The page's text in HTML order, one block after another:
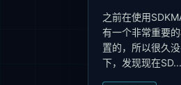
之前在使用
有一个非常重要
置的，所以很久
下，发现现在SD...